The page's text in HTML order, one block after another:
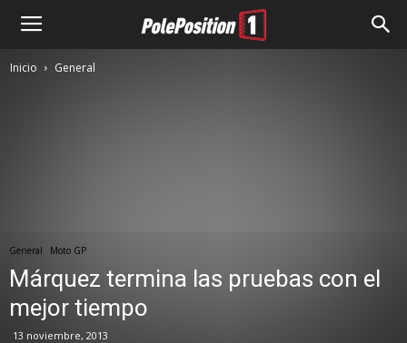
Inicio General
General Moto GP
Márquez termina las pruebas con el
mejor tiempo
13 noviembre, 2013